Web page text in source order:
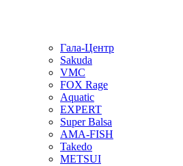
Гала-Центр
Sakuda
VMC
FOX Rage
Aquatic
EXPERT
Super Balsa
AMA-FISH
Takedo
METSUI